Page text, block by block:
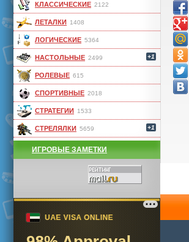
КЛАССИЧЕСКИЕ 2122
ЛЕТАЛКИ 1408
ЛОГИЧЕСКИЕ 5364
НАСТОЛЬНЫЕ 2499 +1
РОЛЕВЫЕ 615
СПОРТИВНЫЕ 2018
СТРАТЕГИИ 1533
СТРЕЛЯЛКИ 5659 +1
ИГРОВЫЕ ЗАМЕТКИ